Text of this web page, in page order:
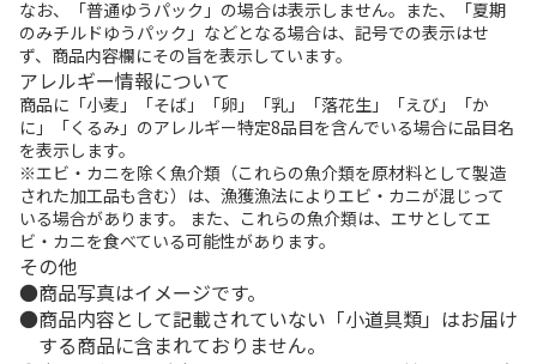
なお、「普通ゆうパック」の場合は表示しません。また、「夏期
のみチルドゆうパック」などとなる場合は、記号での表示はせ
ず、商品内容欄にその旨を表示しています。
アレルギー情報について
商品に「小麦」「そば」「卵」「乳」「落花生」「えび」「か
に」「くるみ」のアレルギー特定8品目を含んでいる場合に品目名
を表示します。
※エビ・カニを除く魚介類（これらの魚介類を原材料として製造
された加工品も含む）は、漁獲漁法によりエビ・カニが混じって
いる場合があります。 また、これらの魚介類は、エサとしてエ
ビ・カニを食べている可能性があります。
その他
商品写真はイメージです。
商品内容として記載されていない「小道具類」はお届け
する商品に含まれておりません。